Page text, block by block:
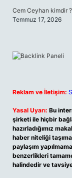
Cem Ceyhan kimdir ?
Temmuz 17, 2026
Reklam ve İletişim:
Yasal Uyarı: Bu
şirketi ile hiçbir
hazırladığımız
haber niteliği
paylaşım
benzerlikleri
halindedir ve